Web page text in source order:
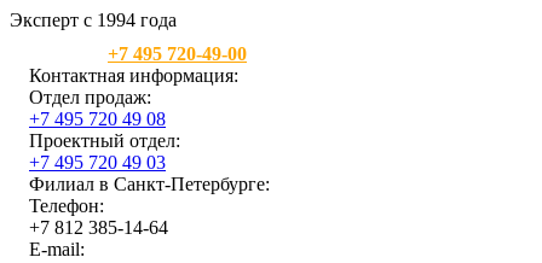
Эксперт с 1994 года
+7 495 720-49-00
Контактная информация:
Отдел продаж:
+7 495 720 49 08
Проектный отдел:
+7 495 720 49 03
Филиал в Санкт-Петербурге:
Телефон:
+7 812 385-14-64
E-mail: